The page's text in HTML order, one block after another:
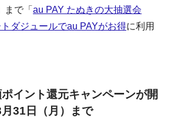
で「 au PAY たぬきの大抽選会
トダジュールでau PAYがお得に利用
イント還元キャンペーンが開
31日（月）まで